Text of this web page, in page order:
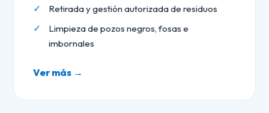
Retirada y gestión autorizada de residuos
Limpieza de pozos negros, fosas e
imbornales
Ver más →